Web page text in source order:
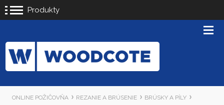
Produkty
ONLINE POŽIČOVŇA REZANIE A BRÚSENIE BRÚSKY A PÍLY